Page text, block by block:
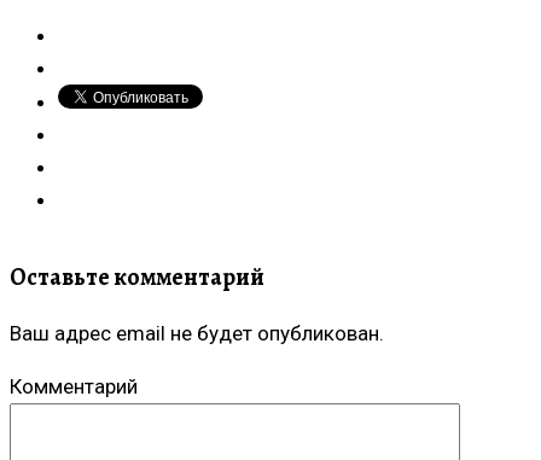
Оставьте комментарий
Ваш адрес email не будет опубликован.
Комментарий